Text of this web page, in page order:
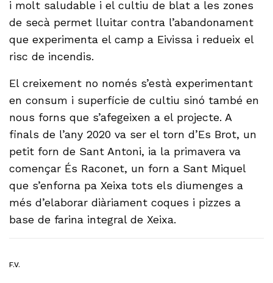
i molt saludable i el cultiu de blat a les zones
de secà permet lluitar contra l’abandonament
que experimenta el camp a Eivissa i redueix el
risc de incendis.
El creixement no només s’està experimentant
en consum i superfície de cultiu sinó també en
nous forns que s’afegeixen a el projecte. A
finals de l’any 2020 va ser el torn d’Es Brot, un
petit forn de Sant Antoni, ia la primavera va
començar És Raconet, un forn a Sant Miquel
que s’enforna pa Xeixa tots els diumenges a
més d’elaborar diàriament coques i pizzes a
base de farina integral de Xeixa.
F.V.